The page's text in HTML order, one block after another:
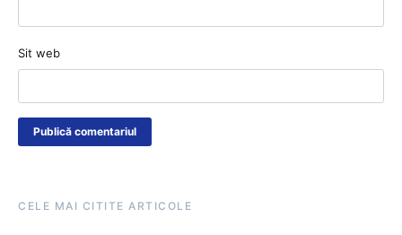
Sit web
CELE MAI CITITE ARTICOLE